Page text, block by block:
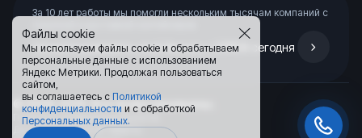
Файлы cookie
Мы используем файлы cookie и обрабатываем
персональные данные с использованием
Яндекс Метрики. Продолжая пользоваться
сайтом,
вы соглашаетесь с Политикой
конфиденциальности и с обработкой
Персональных данных.
За 10 лет работы мы помогли нескольким тысячам компаний с
Начните развивать свой бизнес с 20РЕФ сегодня
© 2008–2026.Все права защищены.
Политика конфиденциальности
Договор публичной оферты